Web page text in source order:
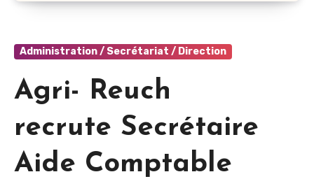
Administration / Secrétariat / Direction
Agri- Reuch
recrute Secrétaire
Aide Comptable